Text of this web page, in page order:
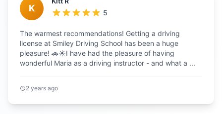
K
5
The warmest recommendations! Getting a driving
license at Smiley Driving School has been a huge
pleasure! 🚗☀️I have had the pleasure of having
wonderful Maria as a driving instructor - and what a ...
2 years ago